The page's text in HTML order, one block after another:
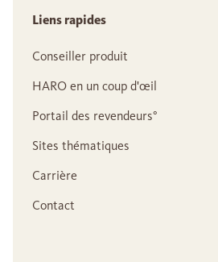
Liens rapides
Conseiller produit
HARO en un coup d'œil
Portail des revendeurs°
Sites thématiques
Carrière
Contact